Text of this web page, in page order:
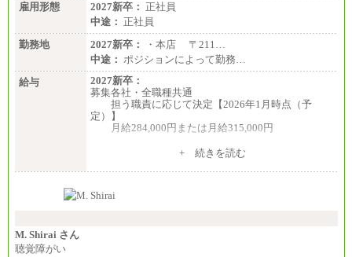
雇用形態
2027新卒： 正社員
中途： 正社員
勤務地
2027新卒：
・本店 〒211…
中途： ポジションによって勤務…
給与
2027新卒：
募集各社・全職種共通
担う職責に応じて決定【2026年1月時点（予
定）】
月給284,000円または月給315,000円
※入社後早期から、自律的な業務遂行が求めら
す。
い職責を担う方については、さらに高い金額を個別
+ 続きを読む
M. Shirai さん
聴覚障がい